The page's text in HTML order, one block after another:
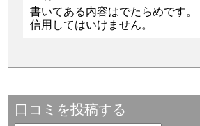
書いてある内容はでたらめです。
信用してはいけません。
口コミを投稿する